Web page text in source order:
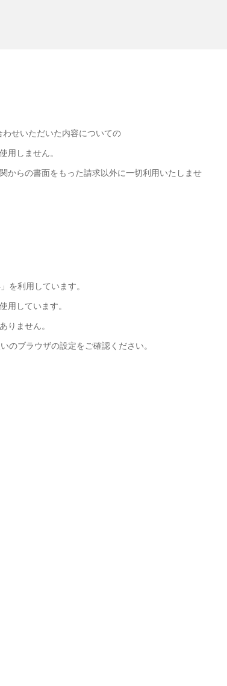
せいただいた内容についての
用しません。
からの書面をもった請求以外に一切利用いたしませ
を利用しています。
用しています。
りません。
のブラウザの設定をご確認ください。